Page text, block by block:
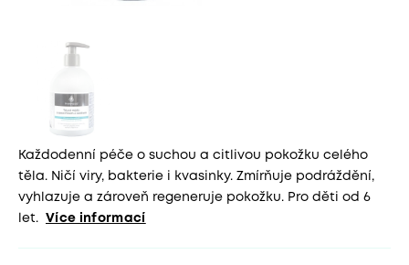
Každodenní péče o suchou a citlivou pokožku celého
těla. Ničí viry, bakterie i kvasinky. Zmírňuje podráždění,
vyhlazuje a zároveň regeneruje pokožku. Pro děti od 6
let.
Více informací